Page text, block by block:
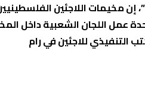
إن مخيمات اللاجئين
عمل اللجان الشعبية داخل
للاجئين في رام